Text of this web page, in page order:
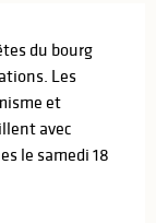
du bourg
Les
et
avec
le samedi 18